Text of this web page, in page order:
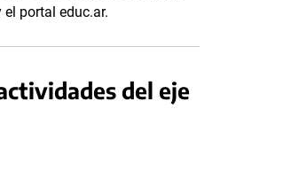
portal educ.ar.
del eje